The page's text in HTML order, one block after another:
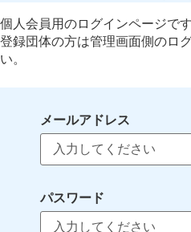
個人会員用のログインページです
登録団体の方は管理画面側のロ
い。
メールアドレス
パスワード